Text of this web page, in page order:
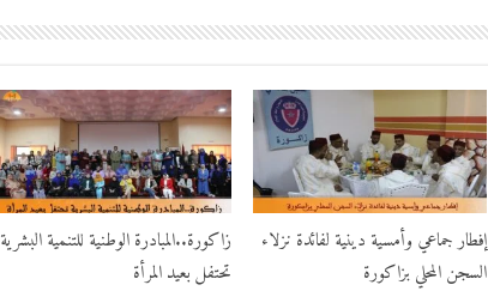
إفطار جماعي وأمسية دينية لفائدة نزلاء
السجن المحلي بزاكورة
زاكورة..المبادرة الوطنية للتنمية البشرية
تحتفل بعيد المرأة